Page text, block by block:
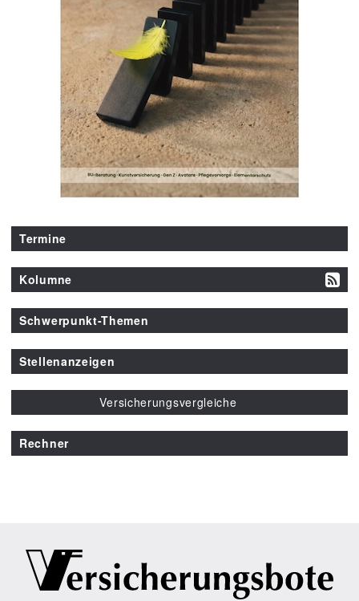
Termine
Kolumne
Schwerpunkt-Themen
Stellenanzeigen
Versicherungsvergleiche
Rechner